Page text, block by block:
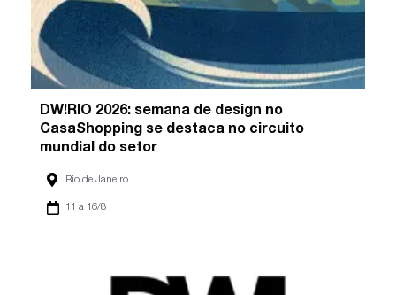
DW!RIO 2026: semana de design no
CasaShopping se destaca no circuito
mundial do setor
Rio de Janeiro
11 a 16/8